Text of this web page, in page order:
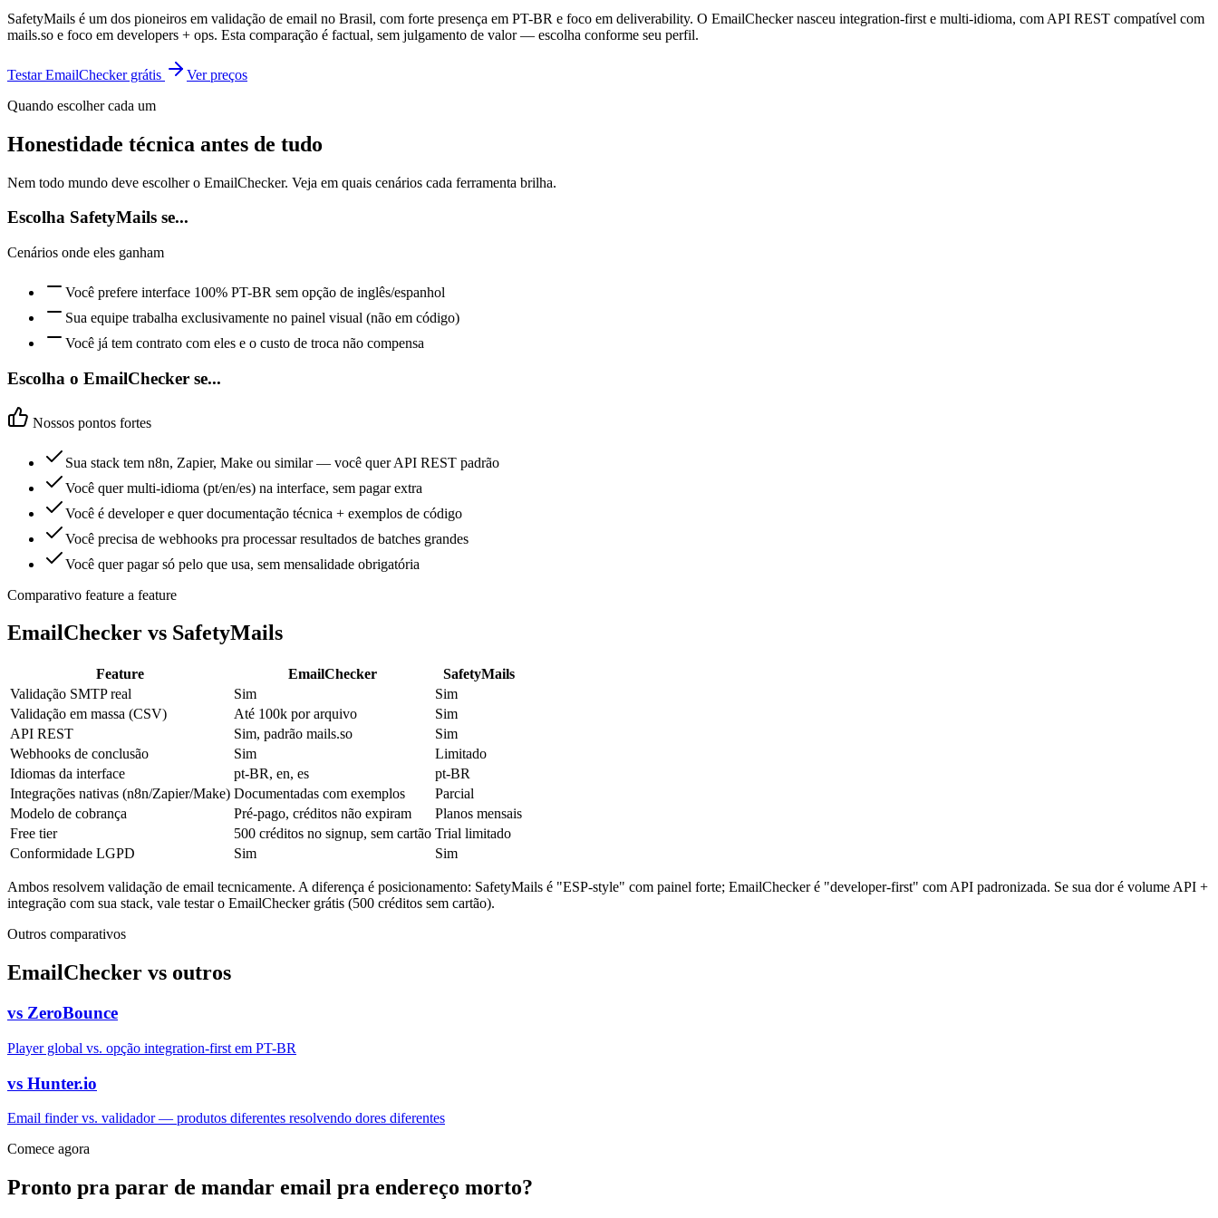
SafetyMails é um dos pioneiros em validação de email no Brasil, com forte presença em PT-BR e foco em deliverability. O EmailChecker nasceu integration-first e multi-idioma, com API REST compatível com
mails.so e foco em developers + ops. Esta comparação é factual, sem julgamento de valor — escolha conforme seu perfil.
Testar EmailChecker grátis
Ver preços
Quando escolher cada um
Honestidade técnica antes de tudo
Nem todo mundo deve escolher o EmailChecker. Veja em quais cenários cada ferramenta brilha.
Escolha SafetyMails se...
Cenários onde eles ganham
Você prefere interface 100% PT-BR sem opção de inglês/espanhol
Sua equipe trabalha exclusivamente no painel visual (não em código)
Você já tem contrato com eles e o custo de troca não compensa
Escolha o EmailChecker se...
Nossos pontos fortes
Sua stack tem n8n, Zapier, Make ou similar — você quer API REST padrão
Você quer multi-idioma (pt/en/es) na interface, sem pagar extra
Você é developer e quer documentação técnica + exemplos de código
Você precisa de webhooks pra processar resultados de batches grandes
Você quer pagar só pelo que usa, sem mensalidade obrigatória
Comparativo feature a feature
EmailChecker vs SafetyMails
Feature EmailChecker
SafetyMails
Validação SMTP real
Sim
Sim
Validação em massa (CSV)
Até 100k por arquivo
Sim
API REST
Sim, padrão mails.so
Sim
Webhooks de conclusão
Sim
Limitado
Idiomas da interface
pt-BR, en, es
pt-BR
Integrações nativas (n8n/Zapier/Make) Documentadas com exemplos
Parcial
Modelo de cobrança
Pré-pago, créditos não expiram
Planos mensais
Free tier
500 créditos no signup, sem cartão Trial limitado
Conformidade LGPD
Sim Sim
Ambos resolvem validação de email tecnicamente. A diferença é posicionamento: SafetyMails é "ESP-style" com painel forte; EmailChecker é "developer-first" com API padronizada. Se sua dor é volume API +
integração com sua stack, vale testar o EmailChecker grátis (500 créditos sem cartão).
Outros comparativos
EmailChecker vs outros
vs ZeroBounce
Player global vs. opção integration-first em PT-BR
vs Hunter.io
Email finder vs. validador — produtos diferentes resolvendo dores diferentes
Comece agora
Pronto pra parar de mandar email pra endereço morto?